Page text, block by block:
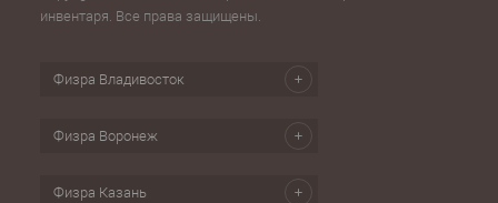
инвентаря. Все права защищены.
Физра Владивосток
Физра Воронеж
Физра Казань